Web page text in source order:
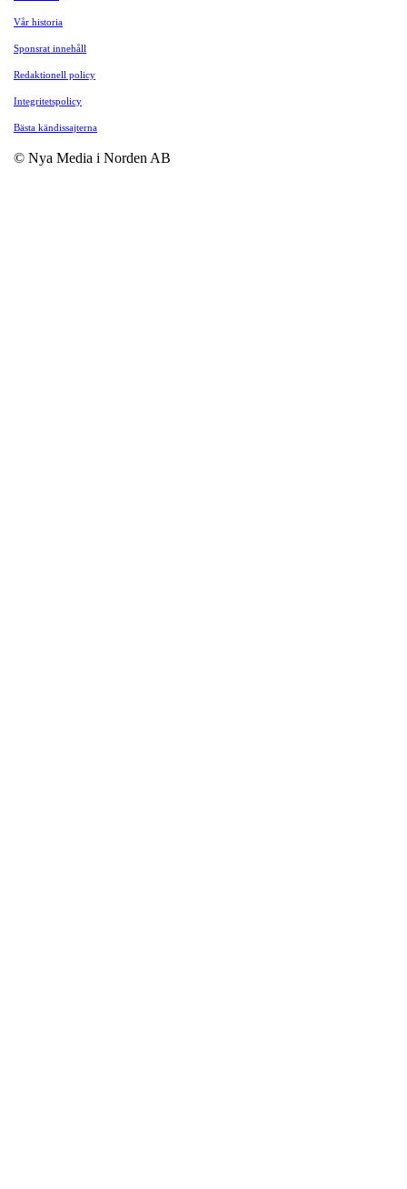
Vår historia
Sponsrat innehåll
Redaktionell policy
Integritetspolicy
Bästa kändissajterna
© Nya Media i Norden AB